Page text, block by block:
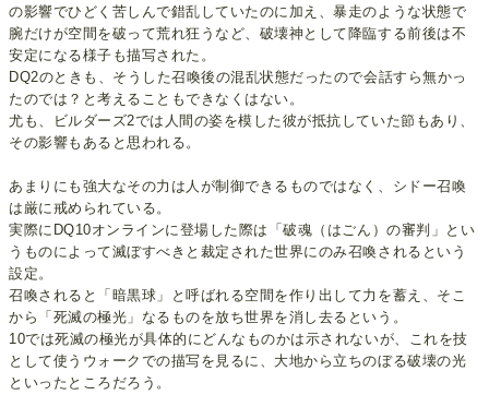
の影響でひどく苦しんで錯乱していたのに加え、暴走のような状態で
腕だけが空間を破って荒れ狂うなど、破壊神として降臨する前後は不
安定になる様子も描写された。
DQ2のときも、そうした召喚後の混乱状態だったので会話すら無かっ
たのでは？と考えることもできなくはない。
尤も、ビルダーズ2では人間の姿を模した彼が抵抗していた節もあり、
その影響もあると思われる。
あまりにも強大なその力は人が制御できるものではなく、シドー召喚
は厳に戒められている。
実際にDQ10オンラインに登場した際は「破魂（はごん）の審判」とい
うものによって滅ぼすべきと裁定された世界にのみ召喚されるという
設定。
召喚されると「暗黒球」と呼ばれる空間を作り出して力を蓄え、そこ
から「死滅の極光」なるものを放ち世界を消し去るという。
10では死滅の極光が具体的にどんなものかは示されないが、これを技
として使うウォークでの描写を見るに、大地から立ちのぼる破壊の光
といったところだろう。